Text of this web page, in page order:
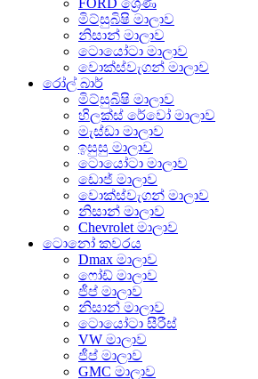
මිට්සුබිෂි මාලාව
නිසාන් මාලාව
ටොයෝටා මාලාව
වොක්ස්වැගන් මාලාව
රෝල් බාර්
මිට්සුබිෂි මාලාව
හිලක්ස් රේවෝ මාලාව
මැස්ඩා මාලාව
ඉසුසු මාලාව
ටොයෝටා මාලාව
ඩොජ් මාලාව
වොක්ස්වැගන් මාලාව
නිසාන් මාලාව
Chevrolet මාලාව
ටොනෝ කවරය
Dmax මාලාව
ෆෝඩ් මාලාව
ජීප් මාලාව
නිසාන් මාලාව
ටොයෝටා සීරීස්
VW මාලාව
ජීප් මාලාව
GMC මාලාව